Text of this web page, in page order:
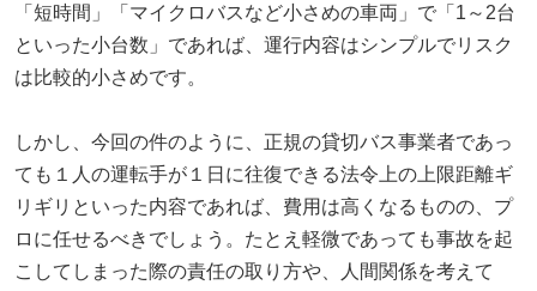
「短時間」「マイクロバスなど小さめの車両」で「1～2台
といった小台数」であれば、運行内容はシンプルでリスク
は比較的小さめです。
しかし、今回の件のように、正規の貸切バス事業者であっ
ても１人の運転手が１日に往復できる法令上の上限距離ギ
リギリといった内容であれば、費用は高くなるものの、プ
ロに任せるべきでしょう。たとえ軽微であっても事故を起
こしてしまった際の責任の取り方や、人間関係を考えて